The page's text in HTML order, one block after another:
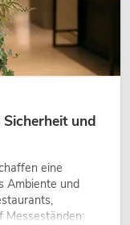
und
eine
Ambiente und
Messeständen: